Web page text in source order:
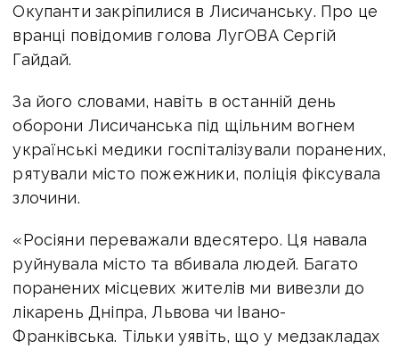
Окупанти закріпилися в Лисичанську. Про це
вранці повідомив голова ЛугОВА Сергій
Гайдай.
За його словами, навіть в останній день
оборони Лисичанська під щільним вогнем
українські медики госпіталізували поранених,
рятували місто пожежники, поліція фіксувала
злочини.
«Росіяни переважали вдесятеро. Ця навала
руйнувала місто та вбивала людей. Багато
поранених місцевих жителів ми вивезли до
лікарень Дніпра, Львова чи Івано-
Франківська. Тільки уявіть, що у медзакладах